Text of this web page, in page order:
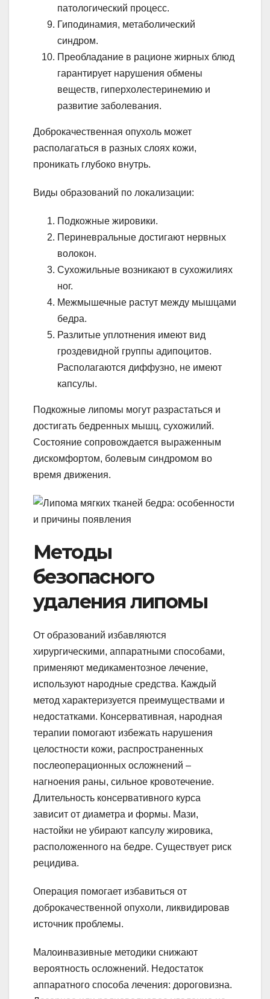
патологический процесс.
Гиподинамия, метаболический
синдром.
Преобладание в рационе жирных блюд
гарантирует нарушения обмены
веществ, гиперхолестеринемию и
развитие заболевания.
Доброкачественная опухоль может
располагаться в разных слоях кожи,
проникать глубоко внутрь.
Виды образований по локализации:
Подкожные жировики.
Периневральные достигают нервных
волокон.
Сухожильные возникают в сухожилиях
ног.
Межмышечные растут между мышцами
бедра.
Разлитые уплотнения имеют вид
гроздевидной группы адипоцитов.
Располагаются диффузно, не имеют
капсулы.
Подкожные липомы могут разрастаться и
достигать бедренных мышц, сухожилий.
Состояние сопровождается выраженным
дискомфортом, болевым синдромом во
время движения.
Методы
безопасного
удаления липомы
От образований избавляются
хирургическими, аппаратными способами,
применяют медикаментозное лечение,
используют народные средства. Каждый
метод характеризуется преимуществами и
недостатками. Консервативная, народная
терапии помогают избежать нарушения
целостности кожи, распространенных
послеоперационных осложнений –
нагноения раны, сильное кровотечение.
Длительность консервативного курса
зависит от диаметра и формы. Мази,
настойки не убирают капсулу жировика,
расположенного на бедре. Существует риск
рецидива.
Операция помогает избавиться от
доброкачественной опухоли, ликвидировав
источник проблемы.
Малоинвазивные методики снижают
вероятность осложнений. Недостаток
аппаратного способа лечения: дороговизна.